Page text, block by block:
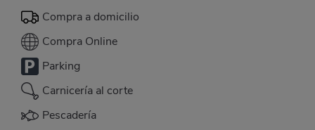
Compra a domicilio
Compra Online
Parking
Carnicería al corte
Pescadería